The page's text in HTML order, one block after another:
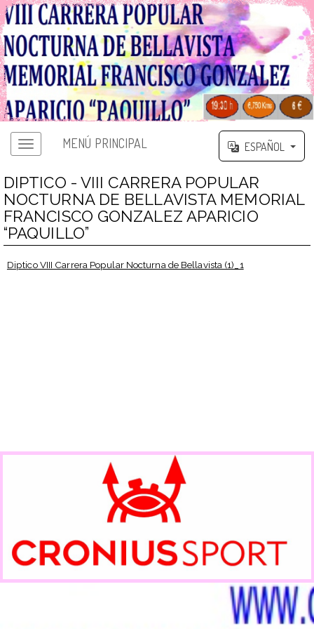
MENÚ PRINCIPAL ESPAÑOL
DIPTICO - VIII CARRERA POPULAR
NOCTURNA DE BELLAVISTA MEMORIAL
FRANCISCO GONZALEZ APARICIO
“PAQUILLO”
Diptico VIII Carrera Popular Nocturna de Bellavista (1)_1